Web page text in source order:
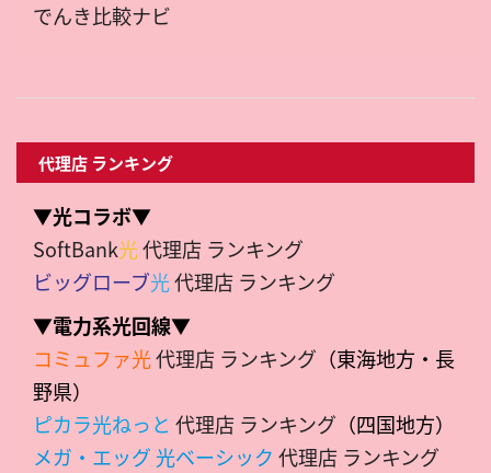
でんき比較ナビ
代理店 ランキング
▼光コラボ▼
SoftBank光代理店 ランキング
ビッグローブ光代理店 ランキング
▼電力系光回線▼
コミュファ光代理店 ランキング （東海地方・長
野県）
ピカラ光ねっと 代理店 ランキング （四国地方）
メガ・エッグ 光ベーシック 代理店 ランキング